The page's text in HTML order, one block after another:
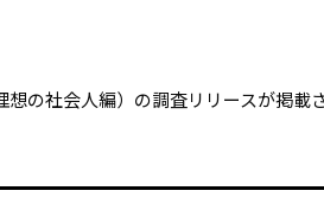
想の社会人編）の調査リリースが掲載